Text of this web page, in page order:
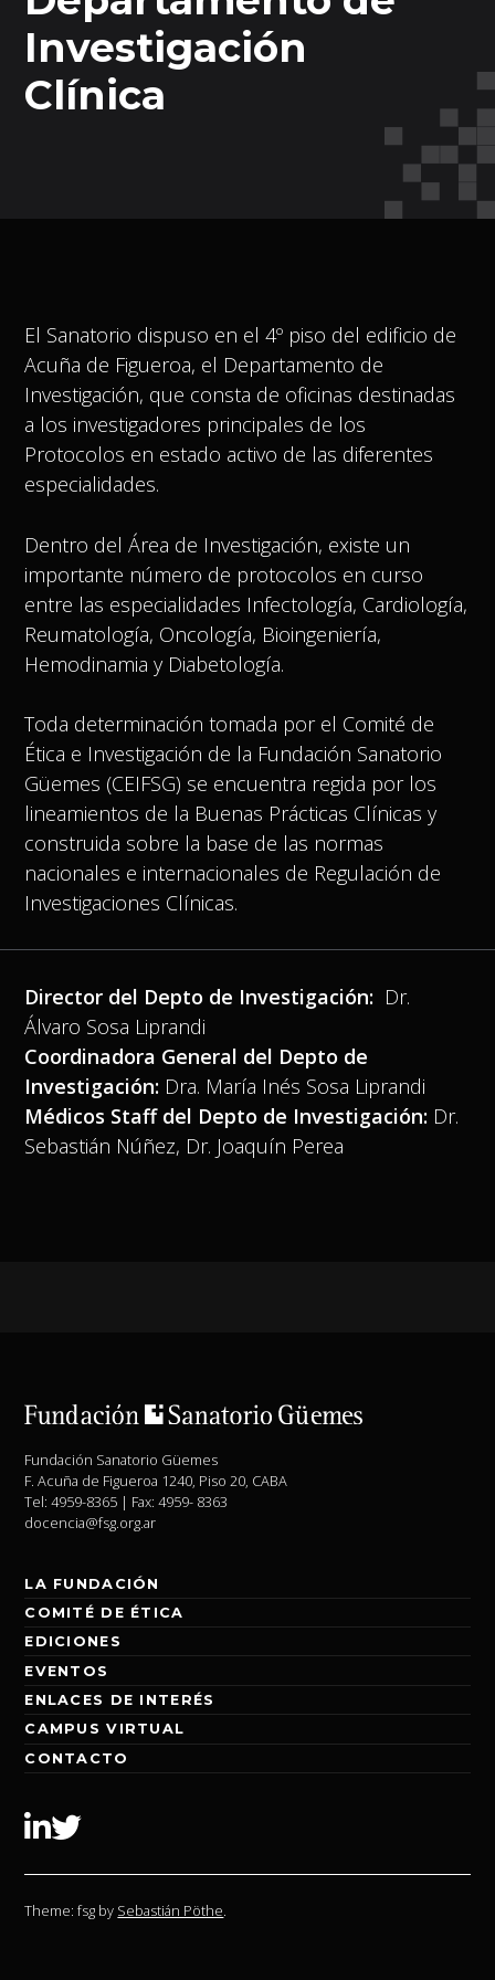
Investigación
Clínica
El Sanatorio dispuso en el 4º piso del edificio de
Acuña de Figueroa, el Departamento de
Investigación, que consta de oficinas destinadas
a los investigadores principales de los
Protocolos en estado activo de las diferentes
especialidades.
Dentro del Área de Investigación, existe un
importante número de protocolos en curso
entre las especialidades Infectología, Cardiología,
Reumatología, Oncología, Bioingeniería,
Hemodinamia y Diabetología.
Toda determinación tomada por el Comité de
Ética e Investigación de la Fundación Sanatorio
Güemes (CEIFSG) se encuentra regida por los
lineamientos de la Buenas Prácticas Clínicas y
construida sobre la base de las normas
nacionales e internacionales de Regulación de
Investigaciones Clínicas.
Director del Depto de Investigación: Dr.
Álvaro Sosa Liprandi
Coordinadora General del Depto de
Investigación: Dra. María Inés Sosa Liprandi
Médicos Staff del Depto de Investigación: Dr.
Sebastián Núñez, Dr. Joaquín Perea
Fundación Sanatorio Güemes
F. Acuña de Figueroa 1240, Piso 20, CABA
Tel: 4959-8365 | Fax: 4959- 8363
docencia@fsg.org.ar
LA FUNDACIÓN
COMITÉ DE ÉTICA
EDICIONES
EVENTOS
ENLACES DE INTERÉS
CAMPUS VIRTUAL
CONTACTO
Linkedin
Twitter
Theme: fsg by Sebastián Pöthe.